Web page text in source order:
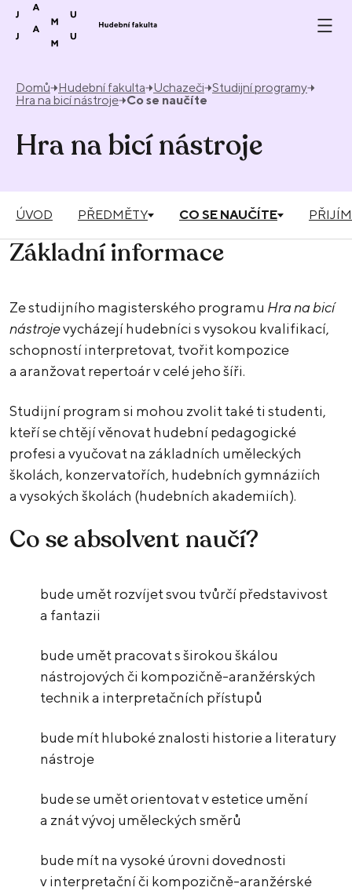
Přeskočit na obsah
Domů Hudební fakulta Uchazeči Studijní programy
Hra na bicí nástroje Co se naučíte
Hra na bicí nástroje
ÚVOD PŘEDMĚTY CO SE NAUČÍTE
Základní informace
Ze studijního magisterského programu Hra na bicí
nástrojevycházejí hudebníci s vysokou kvalifikací,
schopností interpretovat, tvořit kompozice
a aranžovat repertoár v celé jeho šíři.
Studijní program si mohou zvolit také ti studenti,
kteří se chtějí věnovat hudební pedagogické
profesi a vyučovat na základních uměleckých
školách, konzervatořích, hudebních gymnáziích
a vysokých školách (hudebních akademiích).
Co se absolvent naučí?
bude umět rozvíjet svou tvůrčí představivost
a fantazii
bude umět pracovat s širokou škálou
nástrojových či kompozičně-aranžérských
technik a interpretačních přístupů
bude mít hluboké znalosti historie a literatury
nástroje
bude se umět orientovat v estetice umění
a znát vývoj uměleckých směrů
bude mít na vysoké úrovni dovednosti
v interpretační či kompozičně-aranžérské